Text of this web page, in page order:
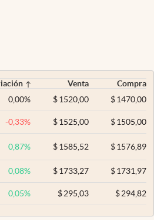
Venta
Compra
0,00% $ 1520,00 $1470,00
-0,33% $ 1525,00 $1505,00
0,87% $ 1585,52 $1576,89
0,08% $ 1733,27 $1731,97
0,05% $295,03 $294,82